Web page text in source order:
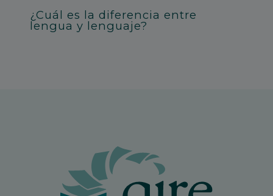
¿Cuál es la diferencia entre
lengua y lenguaje?